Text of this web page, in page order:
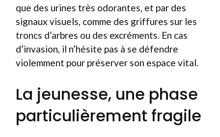
que des urines très odorantes, et par des
signaux visuels, comme des griffures sur les
troncs d’arbres ou des excréments. En cas
d’invasion, il n’hésite pas à se défendre
violemment pour préserver son espace vital.
La jeunesse, une phase
particulièrement fragile